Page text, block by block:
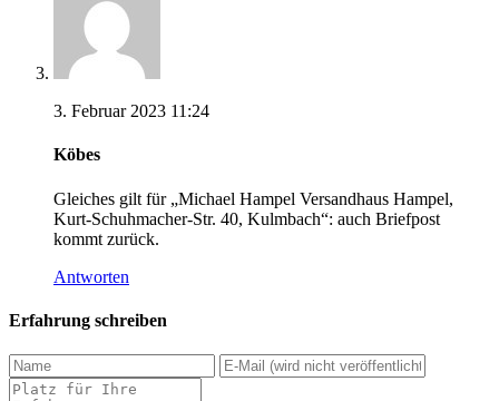
3. Februar 2023 11:24
Köbes
Gleiches gilt für „Michael Hampel Versandhaus Hampel,
Kurt-Schuhmacher-Str. 40, Kulmbach“: auch Briefpost
kommt zurück.
Antworten
Erfahrung schreiben